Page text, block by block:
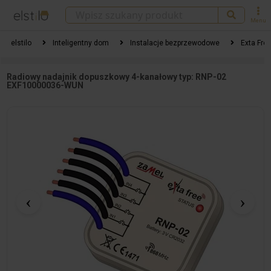
Menu
elstilo Inteligentny dom Instalacje bezprzewodowe Exta Free
Radiowy nadajnik dopuszkowy 4-kanałowy typ: RNP-02
EXF10000036-WUN